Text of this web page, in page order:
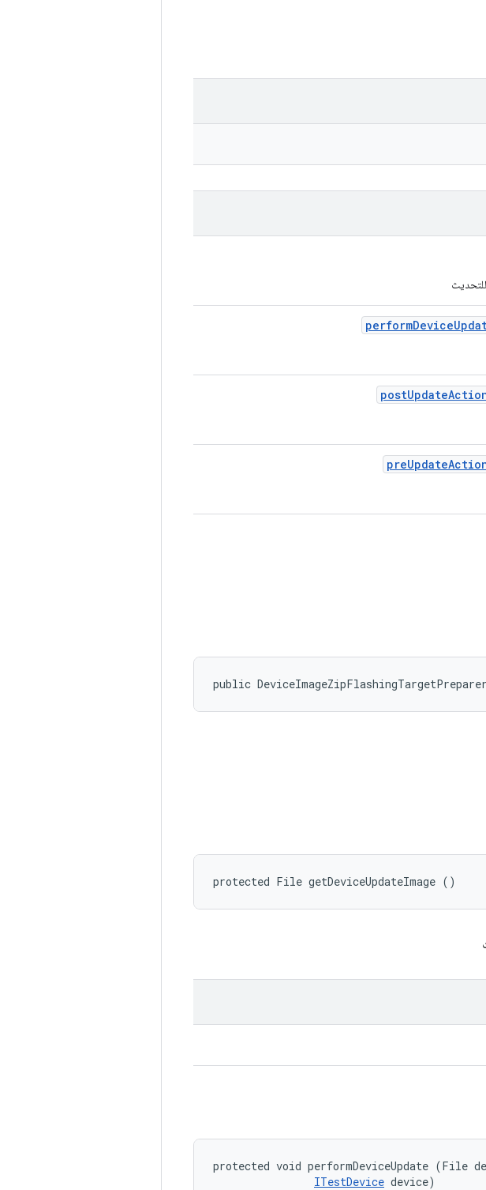
performDevice
postUpdate
preUpdate
public
protected File getDeviceUpdateImage ()
protected void performDeviceUpdate (File
ITestDevice device)